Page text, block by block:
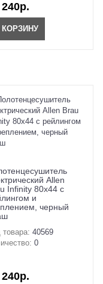
КОРЗИНУ
Allen
Infinity 80x44 с
и
черный
товара: 40569
0